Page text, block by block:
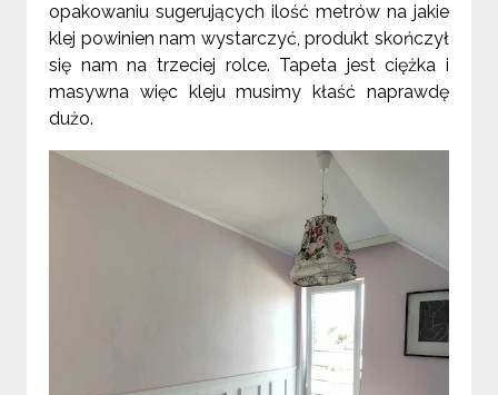
opakowaniu sugerujących ilość metrów na jakie
klej powinien nam wystarczyć, produkt skończył
się nam na trzeciej rolce. Tapeta jest ciężka i
masywna więc kleju musimy kłaść naprawdę
dużo.